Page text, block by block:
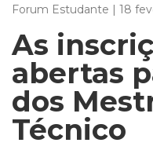
Forum Estudante | 18
As
abertas
dos
Técnico